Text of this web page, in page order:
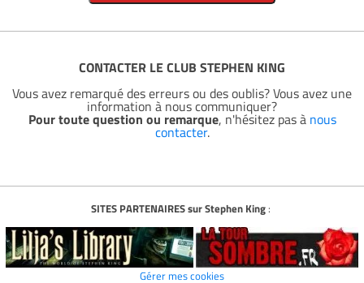
CONTACTER LE CLUB STEPHEN KING
Vous avez remarqué des erreurs ou des oublis? Vous avez une
information à nous communiquer?
Pour toute question ou remarque, n'hésitez pas à nous
contacter.
SITES PARTENAIRES sur Stephen King:
Gérer mes cookies